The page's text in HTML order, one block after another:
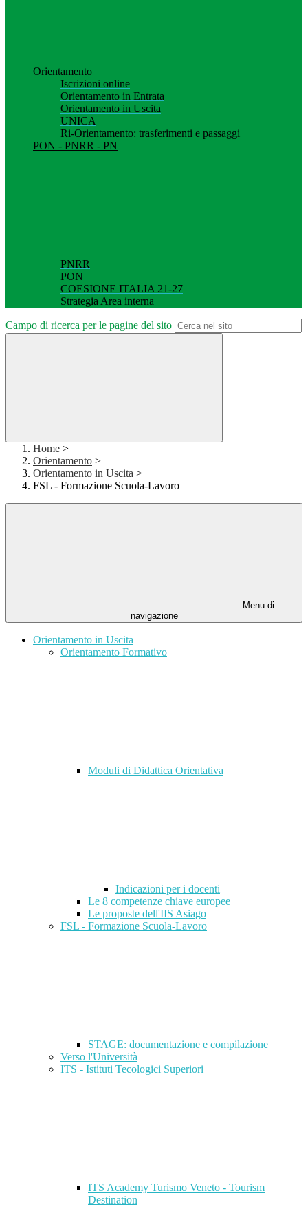
Orientamento
Iscrizioni online
Orientamento in Entrata
Orientamento in Uscita
UNICA
Ri-Orientamento: trasferimenti e passaggi
PON - PNRR - PN
PNRR
PON
COESIONE ITALIA 21-27
Strategia Area interna
Campo di ricerca per le pagine del sito
Home >
Orientamento >
Orientamento in Uscita >
FSL - Formazione Scuola-Lavoro
Menu di
navigazione
Orientamento in Uscita
Orientamento Formativo
Moduli di Didattica Orientativa
Indicazioni per i docenti
Le 8 competenze chiave europee
Le proposte dell'IIS Asiago
FSL - Formazione Scuola-Lavoro
STAGE: documentazione e compilazione
Verso l'Università
ITS - Istituti Tecologici Superiori
ITS Academy Turismo Veneto - Tourism
Destination